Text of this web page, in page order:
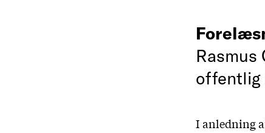
Rasmus
offentlig
I anledning